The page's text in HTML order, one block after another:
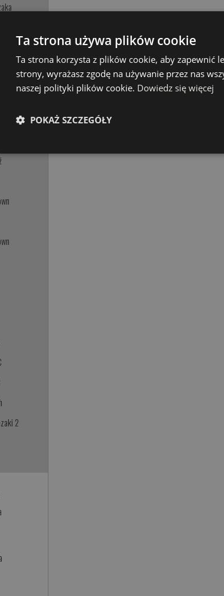
boleniowa z
i bolenia
2
Ta strona używa plików cookie
Ta strona korzysta z plików cookie, aby zapewnić
strony, wyrażasz zgodę na używanie przez nas
naszej polityki plików cookie. Dowiedz się więcej
POKAŻ SZCZEGÓŁY